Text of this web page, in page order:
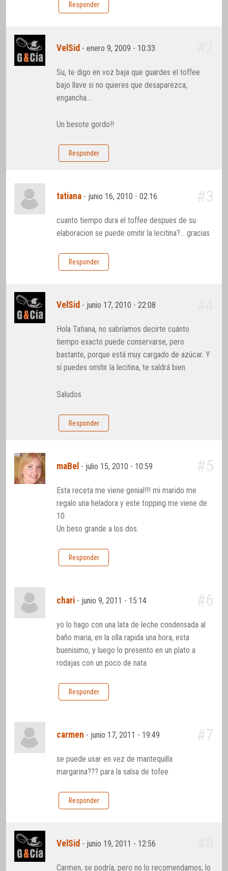
Responder
VelSid -enero 9, 2009 - 10:33
Su, te digo en voz baja que guardes el toffee
bajo llave si no quieres que desaparezca,
engancha…
Un besote gordo!!
Responder
tatiana - junio 16, 2010 - 02:16 #3
cuanto tiempo dura el toffee despues de su
elaboracion se puede omitir la lecitina?… gracias
Responder
VelSid - junio 17, 2010 - 22:08
Hola Tatiana, no sabríamos decirte cuánto
tiempo exacto puede conservarse, pero
bastante, porque está muy cargado de azúcar. Y
sí puedes omitir la lecitina, te saldrá bien.
Saludos
Responder
maBel - julio 15, 2010 - 10:59 #5
Esta receta me viene genial!!! mi marido me
regalo una heladora y este topping me viene de
10.
Un beso grande a los dos.
Responder
chari - junio 9, 2011 - 15:14 #6
yo lo hago con una lata de leche condensada al
baño maria, en la olla rapida una hora, esta
buenisimo, y luego lo presento en un plato a
rodajas con un poco de nata
Responder
carmen - junio 17, 2011 - 19:49 #7
se puede usar en vez de mantequilla
margarina??? para la salsa de tofee
Responder
VelSid - junio 19, 2011 - 12:56
Carmen, se podría, pero no lo recomendamos, lo